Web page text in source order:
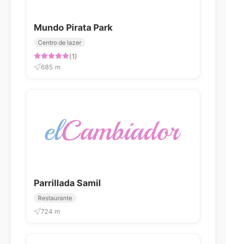
Mundo Pirata Park
Centro de lazer
(1)
685 m
Parrillada Samil
Restaurante
724 m